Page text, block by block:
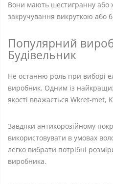
Вони мають шестигранну або
закручування викруткою або
Популярний
Будівельник
Не останню роль при виборі
виробник. Одним із
якості вважається Wkret-met,
Завдяки антикорозійному
використовувати в умовах
легко вибрати потрібні
виробника.